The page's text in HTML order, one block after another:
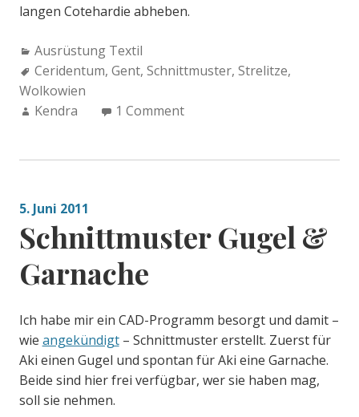
langen Cotehardie abheben.
Categories:
Ausrüstung Textil
Tags:
Ceridentum, Gent, Schnittmuster, Strelitze,
Wolkowien
Author:
Kendra 1 Comment
5. Juni 2011
Schnittmuster Gugel &
Garnache
Ich habe mir ein CAD-Programm besorgt und damit –
wie angekündigt– Schnittmuster erstellt. Zuerst für
Aki einen Gugel und spontan für Aki eine Garnache.
Beide sind hier frei verfügbar, wer sie haben mag,
soll sie nehmen.